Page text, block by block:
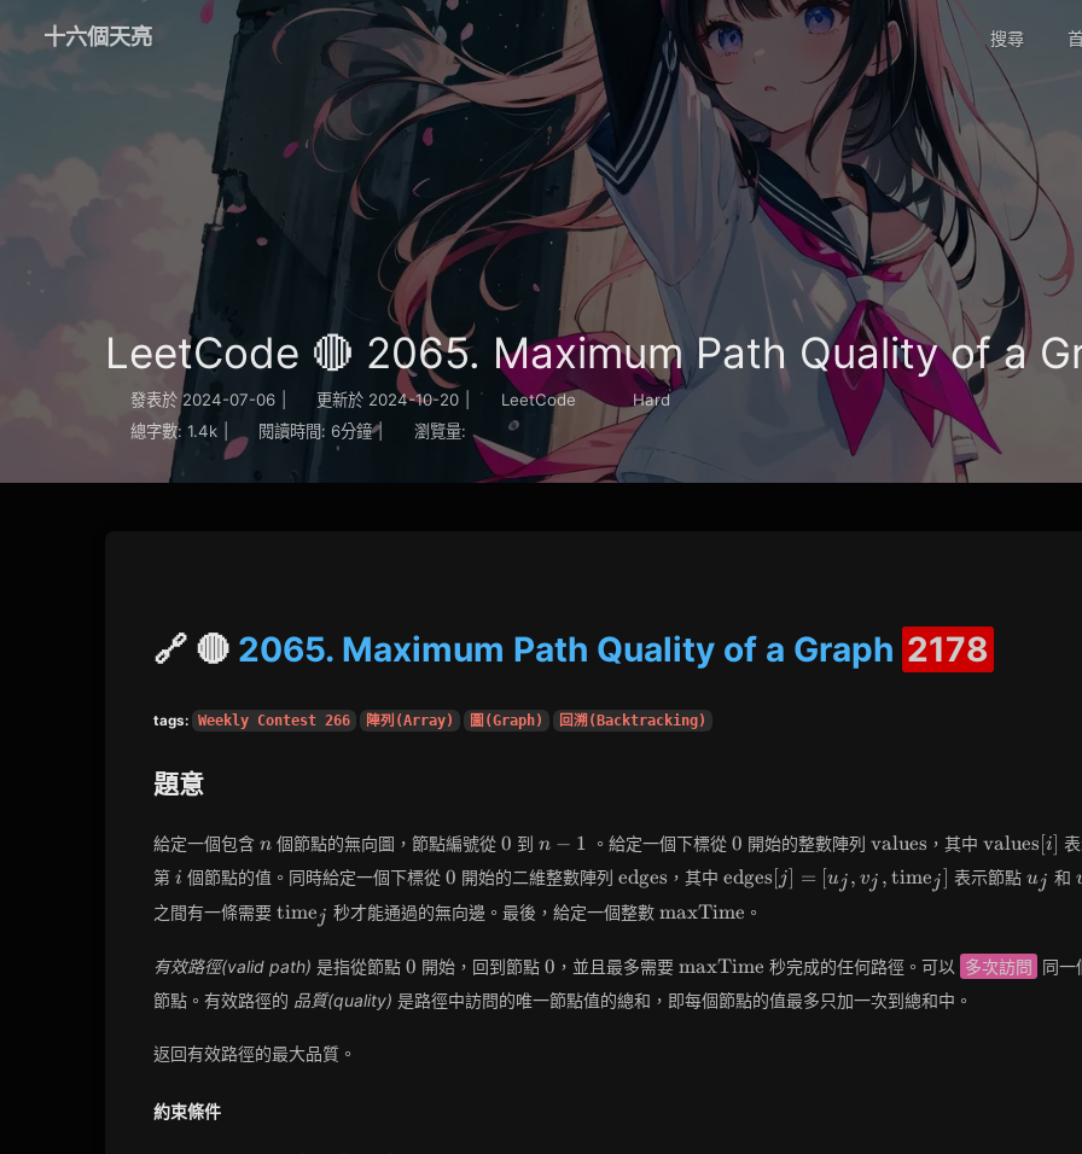
十六個天亮 搜尋
LeetCode 🔴 2065. Maximum Path Quality of a
發表於 2024-07-06 更新於 2024-10-20 LeetCode
Hard
總字數: 1.4k 閱讀時間: 6分鐘 | 瀏覽量:
🔗 🔴 2065. Maximum Path Quality of a Graph 2178
tags: Weekly Contest 266 陣列(Array) 圖(Graph) 回溯(Backtracking)
題意
給定一個包含 n
n 個節點的無向圖，節點編號從 0
0 到 n-
1
n − 1 。給定一個下標從 0
0 開始的整數陣列 \text{values}
values ，其中
[i]
values i
第 i
i 個節點的值。同時給定一個下標從 0
0 開始的二維整數陣列 \text{edges}
edges ，其中 \text{edges}
[j] = [u_j, v_j,
\text{time}_j]
edges j = [uj, vj , timej 表示節點 u_j
uj 和
之間有一條需要 \text{time}_j
timej 秒才能通過的無向邊。最後，給定一個整數 \text{maxTime}
maxTime 。
有效路徑(valid path) 是指從節點 0
0 開始，回到節點 0
0 ，並且最多需要 \text{maxTime}
maxTime 秒完成的任何路徑。可以 多次訪問 同一
節點。有效路徑的 品質(quality) 是路徑中訪問的唯一節點值的總和，即每個節點的值最多只加一次到總和中。
返回有效路徑的最大品質。
約束條件